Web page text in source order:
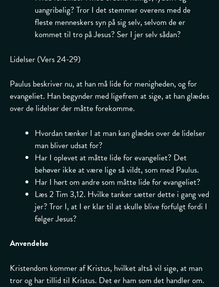
uangribelig? Tror I det stemmer overens med de
fleste menneskers syn på sig selv, selvom de er
kommet til tro på Jesus? Ser I jer selv sådan?
Lidelser (Vers 24-29)
Paulus beskriver nu, at han må lide for menigheden, og for
evangeliet. Han begynder med ligefrem at sige, at han glædes
over de lidelser der måtte forekomme.
Hvordan tænker I at man kan glædes over de lidelser
man bliver udsat for?
Har I oplevet at måtte lide for evangeliet? Det
behøver ikke at være lige så vildt, som med Paulus.
Har I hørt om andre som måtte lide for evangeliet?
Læs 2 Tim 3,12. Hvilke tanker sætter dette i gang ved
jer? Tror I, at I er klar til at skulle blive forfulgt fordi I
følger Jesus?
Anvendelse
Kristendom kommer af Kristus, hvilket altså vil sige, at man
tror og har tillid til Kristus. Det er ham som det handler om.